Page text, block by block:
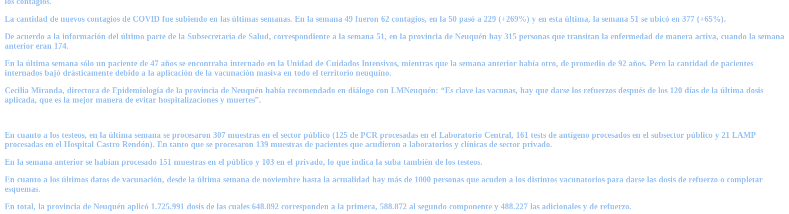
La cantidad de nuevos contagios de COVID fue subiendo en las últimas semanas. En la semana 49 fueron 62 contagios, en la 50 pasó a 229 (+269%) y en esta última, la semana 51 se ubicó en 377 (+65%).
De acuerdo a la información del último parte de la Subsecretaría de Salud, correspondiente a la semana 51, en la provincia de Neuquén hay 315 personas que transitan la enfermedad de manera activa, cuando la semana
anterior eran 174.
En la última semana sólo un paciente de 47 años se encontraba internado en la Unidad de Cuidados Intensivos, mientras que la semana anterior había otro, de promedio de 92 años. Pero la cantidad de pacientes
internados bajó drásticamente debido a la aplicación de la vacunación masiva en todo el territorio neuquino.
Cecilia Miranda, directora de Epidemiología de la provincia de Neuquén había recomendado en diálogo con LMNeuquén: “Es clave las vacunas, hay que darse los refuerzos después de los 120 días de la última dosis
aplicada, que es la mejor manera de evitar hospitalizaciones y muertes”.
En cuanto a los testeos, en la última semana se procesaron 307 muestras en el sector público (125 de PCR procesadas en el Laboratorio Central, 161 tests de antígeno procesados en el subsector público y 21 LAMP
procesadas en el Hospital Castro Rendón). En tanto que se procesaron 139 muestras de pacientes que acudieron a laboratorios y clínicas de sector privado.
En la semana anterior se habían procesado 151 muestras en el público y 103 en el privado, lo que indica la suba también de los testeos.
En cuanto a los últimos datos de vacunación, desde la última semana de noviembre hasta la actualidad hay más de 1000 personas que acuden a los distintos vacunatorios para darse las dosis de refuerzo o completar
esquemas.
En total, la provincia de Neuquén aplicó 1.725.991 dosis de las cuales 648.892 corresponden a la primera, 588.872 al segundo componente y 488.227 las adicionales y de refuerzo.